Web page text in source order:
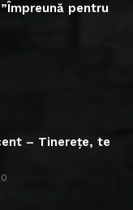
pentru
– Tinerețe, te